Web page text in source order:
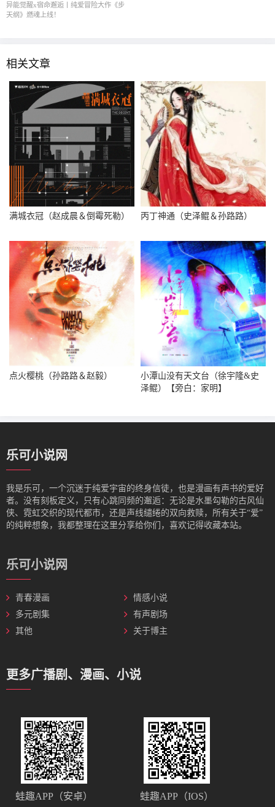
异能觉醒x宿命邂逅丨纯爱冒险大作《步
天纲》燃魂上线！
相关文章
满城衣冠（赵成晨＆倒霉死勒） 丙丁神通（史泽鲲＆孙路路）
点火樱桃（孙路路＆赵毅）
小潭山没有天文台（徐宇隆&史
泽鲲）【旁白：家明】
乐可小说网
我是‌乐可，一个沉迷于纯爱宇宙的终身信徒，也是漫画有声书的爱好
者。没有刻板定义，只有心跳同频的邂逅：无论是水墨勾勒的古风仙
侠、霓虹交织的现代都市，还是声线缱绻的双向救赎，所有关于“爱”
的纯粹想象，我都整理在这里分享给你们，喜欢记得收藏本站。
乐可小说网
青春漫画
情感小说
多元剧集
有声剧场
其他
关于博主
更多广播剧、漫画、小说
蛙趣APP（安卓） 蛙趣APP（IOS）